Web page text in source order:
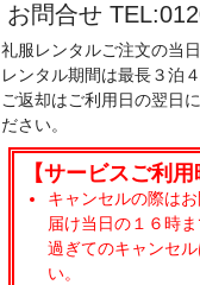
お問合せ
礼服レンタルご注文の当
レンタル期間は最長３泊４
ご返却はご利用日の翌日
ださい。
【サービスご利用
キャンセルの際は
届け当日の１６時
過ぎてのキャンセ
い。